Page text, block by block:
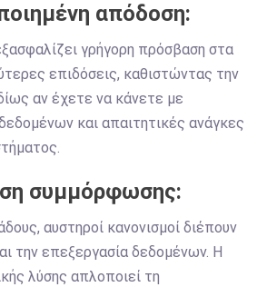
απόδοση:
γρήγορη πρόσβαση στα
επιδόσεις, καθιστώντας την
αν έχετε να κάνετε με
και απαιτητικές ανάγκες
συμμόρφωσης:
αυστηροί κανονισμοί διέπουν
την επεξεργασία δεδομένων. Η
λύσης απλοποιεί τη